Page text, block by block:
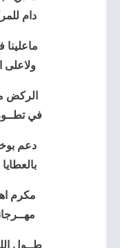
دام
ولاعلى
الركض
في
دعم
مكرم
طــول